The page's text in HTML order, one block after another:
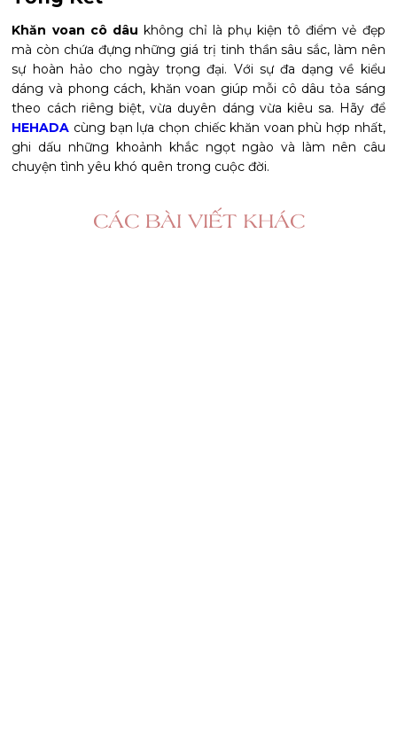
Khăn voan cô dâu không chỉ là phụ kiện tô điểm vẻ đẹp
mà còn chứa đựng những giá trị tinh thần sâu sắc, làm nên
sự hoàn hảo cho ngày trọng đại. Với sự đa dạng về kiểu
dáng và phong cách, khăn voan giúp mỗi cô dâu tỏa sáng
theo cách riêng biệt, vừa duyên dáng vừa kiêu sa. Hãy để
HEHADA cùng bạn lựa chọn chiếc khăn voan phù hợp nhất,
ghi dấu những khoảnh khắc ngọt ngào và làm nên câu
chuyện tình yêu khó quên trong cuộc đời.
CÁC BÀI VIẾT KHÁC